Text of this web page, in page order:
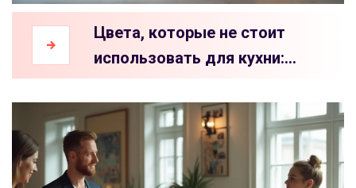
Цвета, которые не стоит
использовать для кухни:
советы и рекомендации